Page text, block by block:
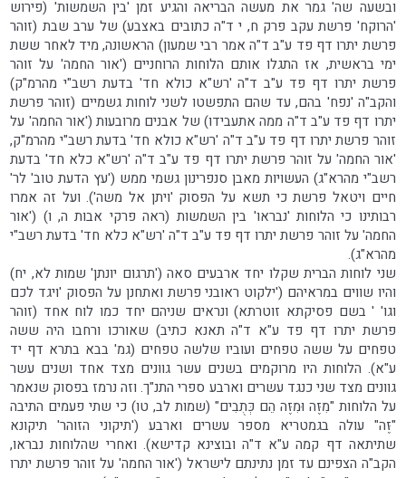
ובשעה שה' גמר את מעשה הבריאה והגיע זמן 'בין השמשות' (פירוש
'הרוקח' פרשת עקב פרק ח, י ד"ה כתובים באצבע) של ערב שבת (זוהר
פרשת יתרו דף פד ע"ב ד"ה אמר רבי שמעון) הראשונה, מיד לאחר ששת
ימי בראשית, אז התגלו אותם הלוחות הרוחניים ('אור החמה' על זוהר
פרשת יתרו דף פד ע"ב ד"ה 'רש"א כולא חד' בדעת רשב"י מהרמ"ק)
והקב"ה 'נפח' בהם, עד שהם התפשטו לשני לוחות גשמיים (זוהר פרשת
יתרו דף פד ע"ב ד"ה ממה אתעבידו) של אבנים מרובעות ('אור החמה' על
זוהר פרשת יתרו דף פד ע"ב ד"ה 'רש"א כולא חד' בדעת רשב"י מהרמ"ק,
'אור החמה' על זוהר פרשת יתרו דף פד ע"ב ד"ה 'רש"א כלא חד' בדעת
רשב"י מהרא"ג) העשויות מאבן סנפרינון גשמי ממש ('עץ הדעת טוב' לר'
חיים ויטאל פרשת כי תשא על הפסוק 'ויתן אל משה'). ועל זה אמרו
רבותינו כי הלוחות 'נבראו' בין השמשות (ראה פרקי אבות ה, ו) ('אור
החמה' על זוהר פרשת יתרו דף פד ע"ב ד"ה 'רש"א כלא חד' בדעת רשב"י
מהרא"ג).
שני לוחות הברית שקלו יחד ארבעים סאה ('תרגום יונתן' שמות לא, יח)
והיו שווים במראיהם ('ילקוט ראובני פרשת ואתחנן על הפסוק 'ויגד לכם
וגו' ' בשם פסיקתא זוטרתא) ונראים שניהם יחד כמו לוח אחד (זוהר
פרשת יתרו דף פד ע"א ד"ה תאנא כתיב) שאורכו ורחבו היה ששה
טפחים על ששה טפחים ועוביו שלשה טפחים (גמ' בבא בתרא דף יד
ע"א). הלוחות היו מרוקמים בשנים עשר גוונים מצד אחד ושנים עשר
גוונים מצד שני כנגד עשרים וארבע ספרי התנ"ך. וזה נרמז בפסוק שנאמר
על הלוחות "מִזֶּה וּמִזֶּה הֵם כְּתֻבִים" (שמות לב, טו) כי שתי פעמים התיבה
"זֶּה" עולה בגמטריא מספר עשרים וארבע ('תיקוני הזוהר' תיקונא
שתיתאה דף קמה ע"א ד"ה ובוצינא קדישא). ואחרי שהלוחות נבראו,
הקב"ה הצפינם עד זמן נתינתם לישראל ('אור החמה' על זוהר פרשת יתרו